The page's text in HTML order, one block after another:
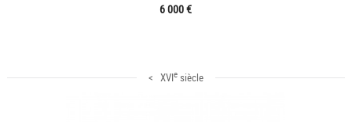
6 000 €
< XVIesiècle